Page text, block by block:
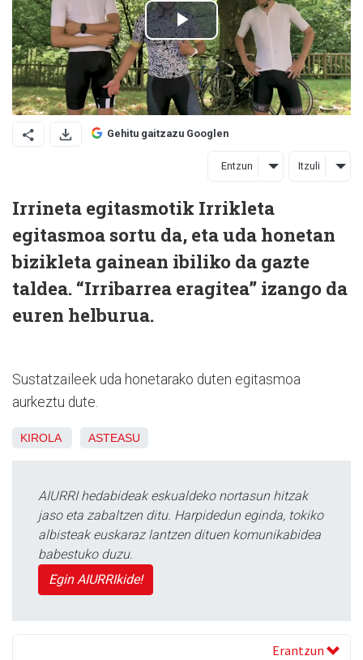
Gehitu gaitzazu Googlen
Entzun Itzuli
Irrineta egitasmotik Irrikleta
egitasmoa sortu da, eta uda honetan
bizikleta gainean ibiliko da gazte
taldea. “Irribarrea eragitea” izango da
euren helburua.
Sustatzaileek uda honetarako duten egitasmoa
aurkeztu dute.
KIROLA ASTEASU
AIURRI hedabideak eskualdeko nortasun hitzak
jaso eta zabaltzen ditu. Harpidedun eginda, tokiko
albisteak euskaraz lantzen dituen komunikabidea
babestuko duzu.
Egin AIURRIkide!
Erantzun